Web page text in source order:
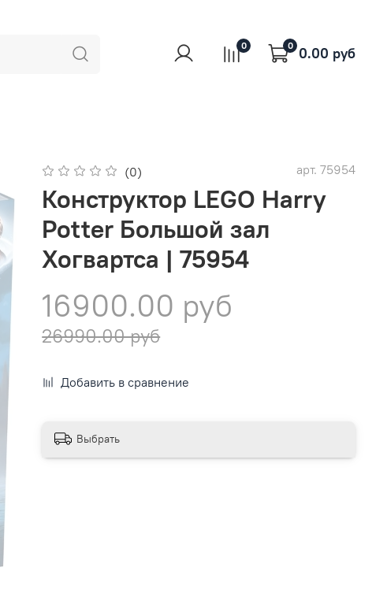
0 0 0.00 руб
(0) арт. 75954
Конструктор LEGO Harry
Potter Большой зал
Хогвартса | 75954
16900.00 руб
26990.00 руб
Добавить в сравнение
Выбрать